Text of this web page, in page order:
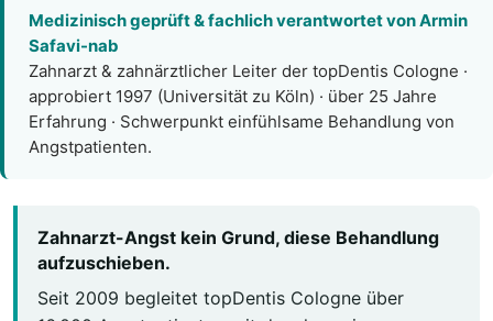
Medizinisch geprüft & fachlich verantwortet von Armin
Safavi-nab
Zahnarzt & zahnärztlicher Leiter der topDentis Cologne ·
approbiert 1997 (Universität zu Köln) · über 25 Jahre
Erfahrung · Schwerpunkt einfühlsame Behandlung von
Angstpatienten.
Zahnarzt-Angst kein Grund, diese Behandlung
aufzuschieben.
Seit 2009 begleitet topDentis Cologne über